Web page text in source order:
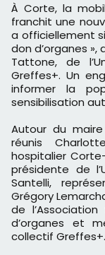
À Corte, la mobilisation en faveur du don d’organes
franchit une
a officiellement
don d’organes
Tattone, de
Greffes+. Un
informer la
sensibilisation
Autour du
réunis
hospitalier
présidente de
Santelli,
Grégory
de
d’organes et
collectif Greffes+.